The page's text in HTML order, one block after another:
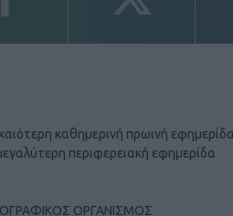
καθημερινή πρωινή εφημερίδα
περιφερειακή εφημερίδα
ΟΡΓΑΝΙΣΜΟΣ